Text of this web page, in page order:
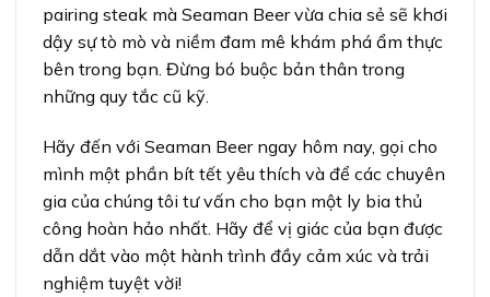
pairing steak mà Seaman Beer vừa chia sẻ sẽ khơi
dậy sự tò mò và niềm đam mê khám phá ẩm thực
bên trong bạn. Đừng bó buộc bản thân trong
những quy tắc cũ kỹ.
Hãy đến với Seaman Beer ngay hôm nay, gọi cho
mình một phần bít tết yêu thích và để các chuyên
gia của chúng tôi tư vấn cho bạn một ly bia thủ
công hoàn hảo nhất. Hãy để vị giác của bạn được
dẫn dắt vào một hành trình đầy cảm xúc và trải
nghiệm tuyệt vời!